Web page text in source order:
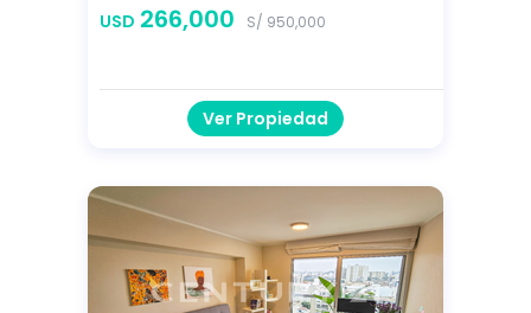
USD 266,000 S/ 950,000
Ver Propiedad